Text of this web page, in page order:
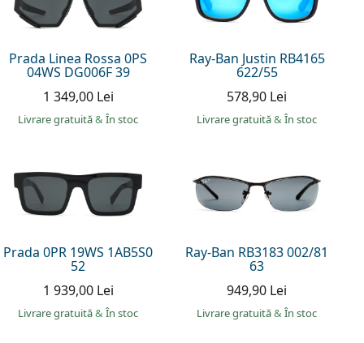
Prada Linea Rossa 0PS
04WS DG006F 39
1 349,00 Lei
Livrare gratuită& În stoc
Ray-Ban Justin RB4165
622/55
578,90 Lei
Livrare gratuită& În stoc
Prada 0PR 19WS 1AB5S0
52
1 939,00 Lei
Livrare gratuită& În stoc
Ray-Ban RB3183 002/81
63
949,90 Lei
Livrare gratuită& În stoc